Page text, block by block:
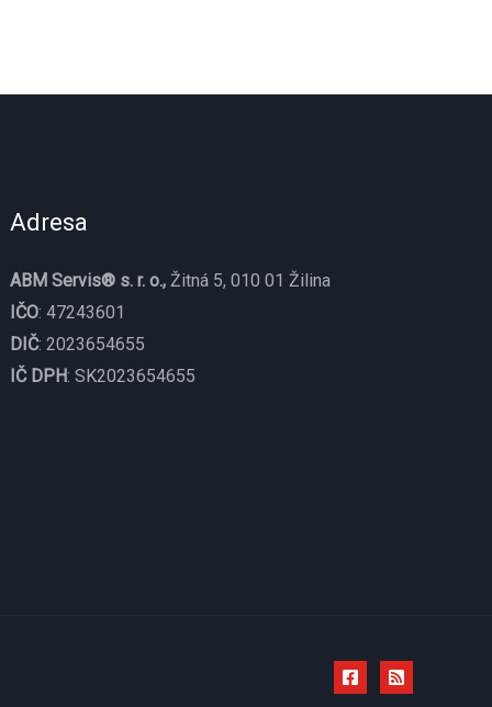
Adresa
ABM Servis® s. r. o.,Žitná 5, 010 01 Žilina
IČO: 47243601
DIČ: 2023654655
IČ DPH: SK2023654655